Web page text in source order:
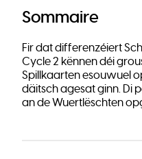
Sommaire
Fir dat differenzéiert
Cycle 2 kënnen déi
Spillkaarten esouwuel
däitsch agesat ginn. Di
an de Wuertlëschten